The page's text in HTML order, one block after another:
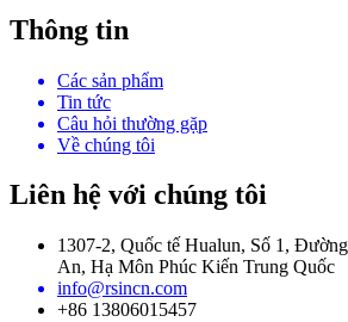
Thông tin
Các sản phẩm
Tin tức
Câu hỏi thường gặp
Về chúng tôi
Liên hệ với chúng tôi
1307-2, Quốc tế Hualun, Số 1,
An, Hạ Môn Phúc Kiến Trung Quốc
info@rsincn.com
+86 13806015457